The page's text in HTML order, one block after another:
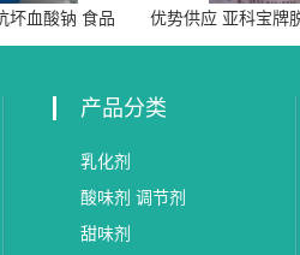
坏血酸钠 食品
优势供应 亚科宝牌
产品分类
乳化剂
酸味剂 调节剂
甜味剂